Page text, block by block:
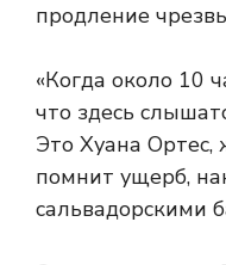
продление
«Когда около 10
что здесь
Это Хуана
помнит ущерб,
сальвадорскими